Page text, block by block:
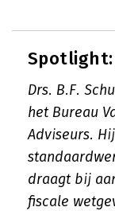
Spotlight:
Drs. B.F.
het Bureau
Adviseurs.
draagt bij
fiscale